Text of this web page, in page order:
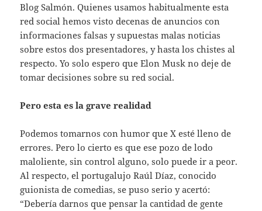
Blog Salmón. Quienes usamos habitualmente esta
red social hemos visto decenas de anuncios con
informaciones falsas y supuestas malas noticias
sobre estos dos presentadores, y hasta los chistes al
respecto. Yo solo espero que Elon Musk no deje de
tomar decisiones sobre su red social.
Pero esta es la grave realidad
Podemos tomarnos con humor que X esté lleno de
errores. Pero lo cierto es que ese pozo de lodo
maloliente, sin control alguno, solo puede ir a peor.
Al respecto, el portugalujo Raúl Díaz, conocido
guionista de comedias, se puso serio y acertó:
“Debería darnos que pensar la cantidad de gente